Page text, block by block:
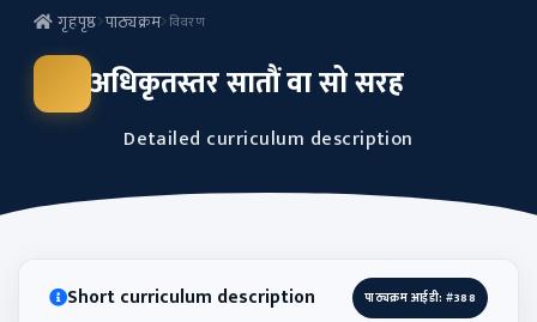
गृहपृष्ठ पाठ्यक्रम विवरण
अधिकृतस्तर सातौं वा सो सरह
Detailed curriculum description
Short curriculum description पाठ्यक्रम आईडी: #388